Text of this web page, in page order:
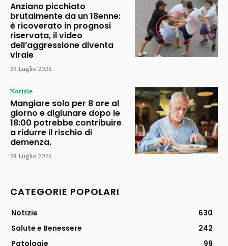
Anziano picchiato
brutalmente da un 18enne:
è ricoverato in prognosi
riservata, il video
dell’aggressione diventa
virale
29 Luglio 2026
Notizie
Mangiare solo per 8 ore al
giorno e digiunare dopo le
18:00 potrebbe contribuire
a ridurre il rischio di
demenza.
28 Luglio 2026
CATEGORIE POPOLARI
Notizie
630
Salute e Benessere
242
Patologie
99